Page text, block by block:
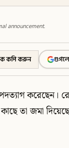
announcement.
কপি করুন গুগলে
করেছেন।
তা জমা